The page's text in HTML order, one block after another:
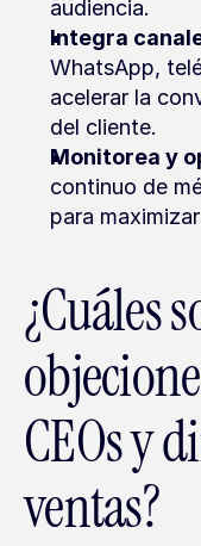
audiencia.
Integra
WhatsApp,
acelerar la
del cliente.
Monitorea y
continuo de
para
¿Cuáles
CEOs y
ventas?